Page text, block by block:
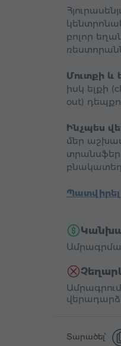
բոլոր
Մուտքի և
իսկ ելքի
out)
Ինչպես
մեր
տրանսֆեր
Տարածել՝